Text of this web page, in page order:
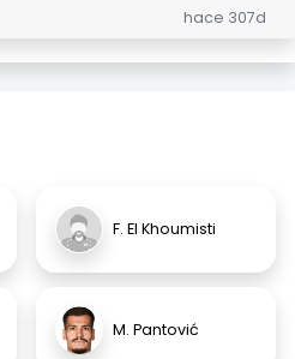
hace 307d
F. El Khoumisti
M. Pantović